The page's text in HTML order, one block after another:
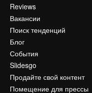
Reviews
Вакансии
Поиск тенденций
Блог
События
Slidesgo
Продайте свой контент
Помещение для прессы